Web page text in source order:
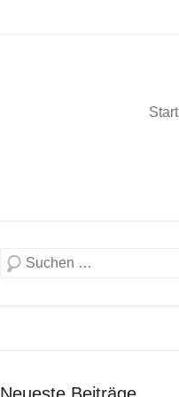
Start
Suche